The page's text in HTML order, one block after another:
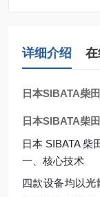
详细介绍
日本SIBATA柴
日本SIBATA柴
日本 SIBATA 柴
一、核心技术
四款设备均以光